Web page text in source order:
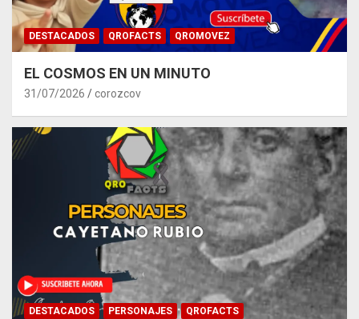
DESTACADOS QROFACTS QROMOVEZ
EL COSMOS EN UN MINUTO
31/07/2026 corozcov
DESTACADOS PERSONAJES QROFACTS